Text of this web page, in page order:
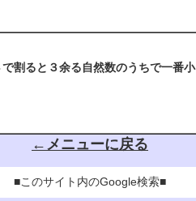
割ると３余る自然数のうちで一番小
←メニューに戻る
■このサイト内のGoogle検索■